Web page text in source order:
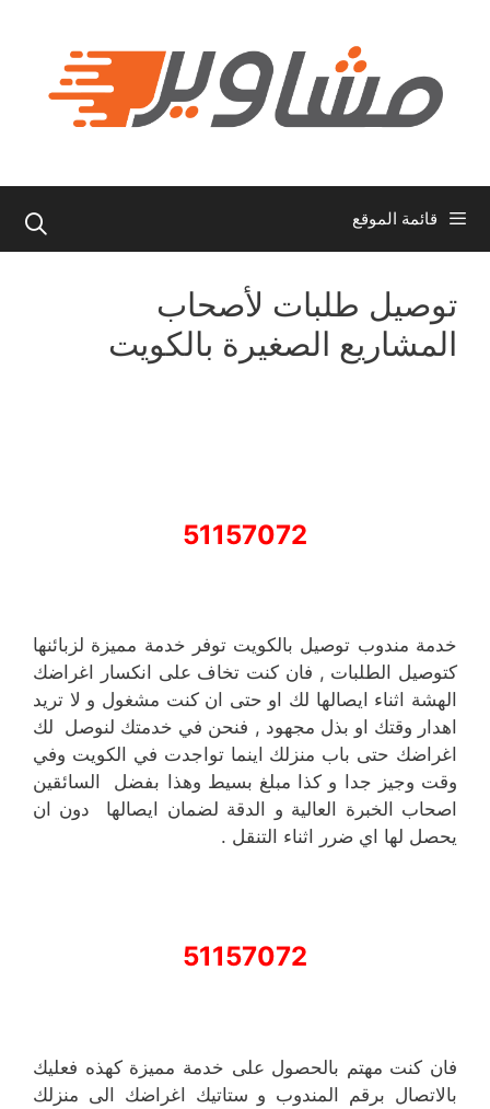
قائمة الموقع
توصيل طلبات لأصحاب
المشاريع الصغيرة بالكويت
51157072
خدمة مندوب توصيل بالكويت توفر خدمة مميزة لزبائنها
كتوصيل الطلبات , فان كنت تخاف على انكسار اغراضك
الهشة اثناء ايصالها لك او حتى ان كنت مشغول و لا تريد
اهدار وقتك او بذل مجهود , فنحن في خدمتك لنوصل لك
اغراضك حتى باب منزلك اينما تواجدت في الكويت وفي
وقت وجيز جدا و كذا مبلغ بسيط وهذا بفضل السائقين
اصحاب الخبرة العالية و الدقة لضمان ايصالها دون ان
يحصل لها اي ضرر اثناء التنقل .
51157072
فان كنت مهتم بالحصول على خدمة مميزة كهذه فعليك
بالاتصال برقم المندوب و ستاتيك اغراضك الى منزلك